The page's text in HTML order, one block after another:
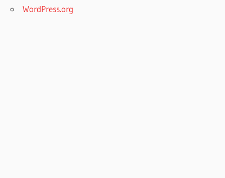
WordPress.org